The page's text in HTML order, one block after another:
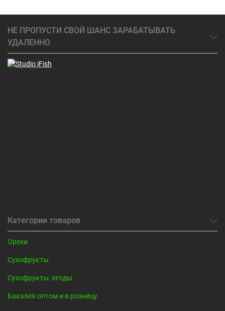
НЕ ПРОПУСТИ СВОЙ ШАНС ЗАРАБАТЫВАТЬ
УДАЛЕННО
Категории товаров
Орехи
Сухофрукты
Сухофрукты: ягоды
Бакалея оптом и в розницу